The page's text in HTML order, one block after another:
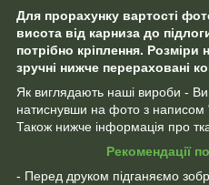
Для прорахунку вартості
висота від карниза до
потрібно кріплення.
зручні нижче перераховані
Як виглядають наші вироби -
натиснувши на фото з написом
Також нижче інформація про
Рекомендації
- Перед друком підганяємо